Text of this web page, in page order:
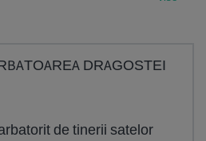
DRAGOSTEI
de tinerii satelor